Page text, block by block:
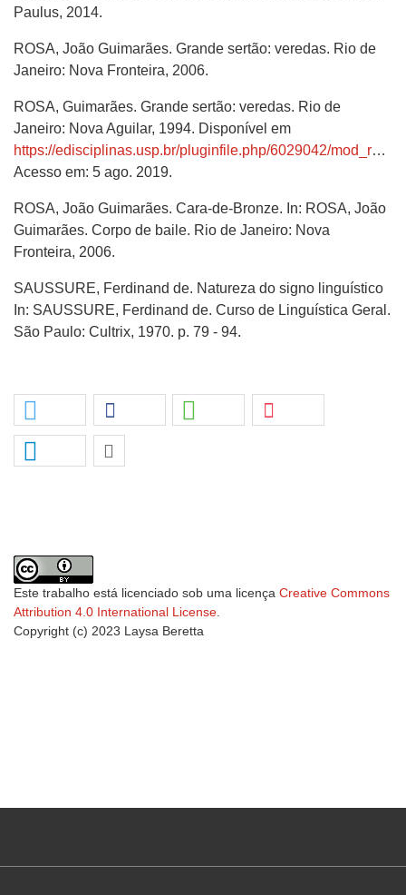
Paulus, 2014.
ROSA, João Guimarães. Grande sertão: veredas. Rio de
Janeiro: Nova Fronteira, 2006.
ROSA, Guimarães. Grande sertão: veredas. Rio de
Janeiro: Nova Aguilar, 1994. Disponível em
https://edisciplinas.usp.br/pluginfile.php/6029042/mod_resource/content/1/Grande%20Sert%C3%A3o.pdf
Acesso em: 5 ago. 2019.
ROSA, João Guimarães. Cara-de-Bronze. In: ROSA, João
Guimarães. Corpo de baile. Rio de Janeiro: Nova
Fronteira, 2006.
SAUSSURE, Ferdinand de. Natureza do signo linguístico
In: SAUSSURE, Ferdinand de. Curso de Linguística Geral.
São Paulo: Cultrix, 1970. p. 79 - 94.
Este trabalho está licenciado sob uma licença Creative Commons
Attribution 4.0 International License.
Copyright (c) 2023 Laysa Beretta